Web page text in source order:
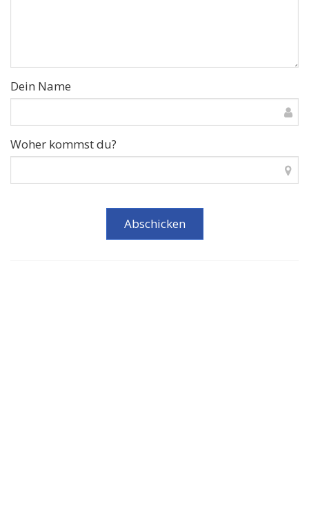
Dein Name
Woher kommst du?